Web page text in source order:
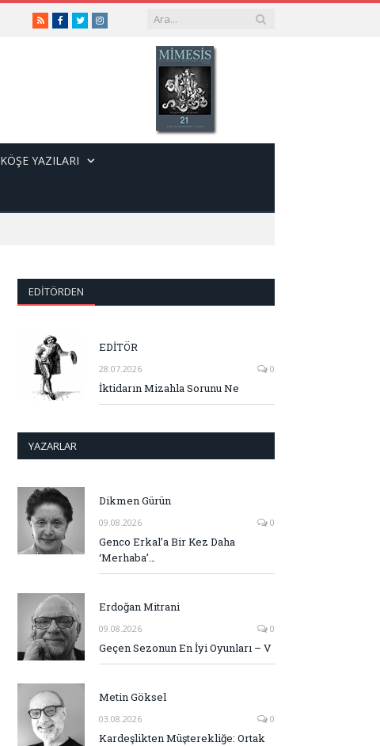
RSSFacebook
TwitterInstagram
KÖŞE YAZILARI
EDITÖRDEN
EDİTÖR
28.07.2026 0
İktidarın Mizahla Sorunu Ne
YAZARLAR
Dikmen Gürün
09.08.2026 0
Genco Erkal’a Bir Kez Daha
‘Merhaba’…
Erdoğan Mitrani
09.08.2026 0
Geçen Sezonun En İyi Oyunları – V
Metin Göksel
03.08.2026 0
Kardeşlikten Müşterekliğe: Ortak